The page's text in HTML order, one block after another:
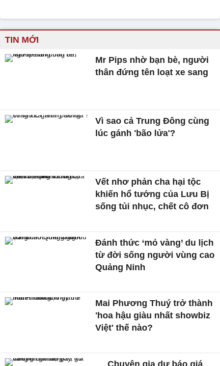
TIN MỚI
Mr Pips nhờ bạn bè, người
thân đứng tên loạt xe sang
Vì sao cả Trung Đông cùng
lúc gánh 'bão lửa'?
Vết nhơ phản cha hại tộc
khiến hổ tướng của Lưu Bị
sống tủi nhục, chết cô đơn
Đánh thức ‘mỏ vàng’ du lịch
từ đời sống người vùng cao
Quảng Ninh
Mai Phương Thuý trở thành
'hoa hậu giàu nhất showbiz
Việt' thế nào?
Chuyên gia dự báo giá